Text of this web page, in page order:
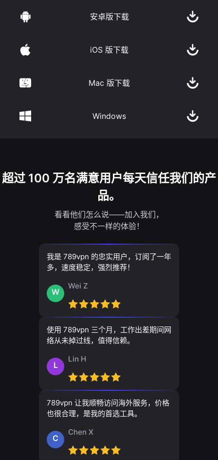
安卓版下载
iOS 版下载
Mac 版下载
Windows
超过 100 万名满意用户每天信任我们的产
品。
看看他们怎么说——加入我们，
感受不一样的体验！
我是 789vpn 的忠实用户，订阅了一年
多，速度稳定，强烈推荐！
W
Wei Z
使用 789vpn 三个月，工作出差期间网
络从未掉过线，值得信赖。
L
Lin H
789vpn 让我顺畅访问海外服务，价格
也很合理，是我的首选工具。
C
Chen X